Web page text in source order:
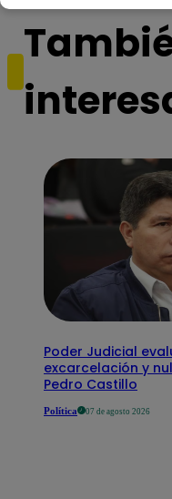
Poder Judicial
excarcelación y
Pedro Castillo
Política 07 de agosto 2026